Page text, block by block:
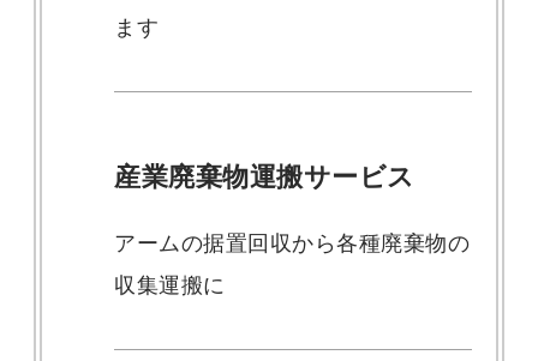
ます
産業廃棄物運搬サービス
アームの据置回収から各種廃棄物の
収集運搬に